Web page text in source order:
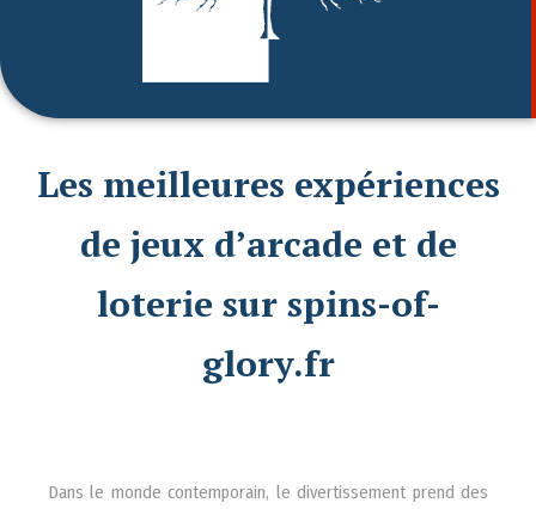
Les meilleures expériences
de jeux d’arcade et de
loterie sur spins-of-
glory.fr
Dans le monde contemporain, le divertissement prend des